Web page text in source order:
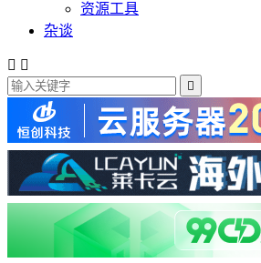
资源工具
杂谈
 
